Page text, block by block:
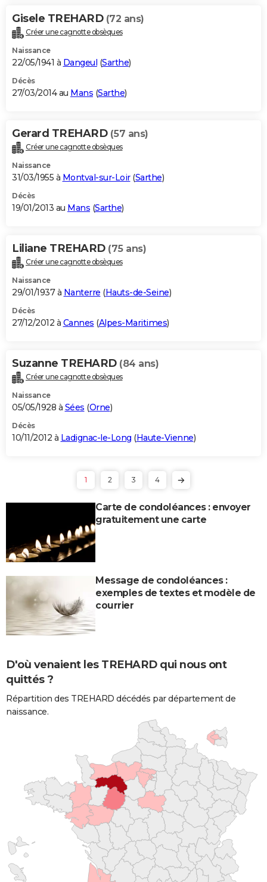
Gisele TREHARD (72 ans)
Créer une cagnotte obsèques
Naissance
22/05/1941 à Dangeul (Sarthe)
Décès
27/03/2014 au Mans (Sarthe)
Gerard TREHARD (57 ans)
Créer une cagnotte obsèques
Naissance
31/03/1955 à Montval-sur-Loir(Sarthe)
Décès
19/01/2013 au Mans (Sarthe)
Liliane TREHARD (75 ans)
Créer une cagnotte obsèques
Naissance
29/01/1937 à Nanterre (Hauts-de-Seine)
Décès
27/12/2012 à Cannes (Alpes-Maritimes)
Suzanne TREHARD (84 ans)
Créer une cagnotte obsèques
Naissance
05/05/1928 à Sées (Orne)
Décès
10/11/2012 à Ladignac-le-Long (Haute-Vienne)
1 2 3 4
Carte de condoléances : envoyer
gratuitement une carte
Message de condoléances :
exemples de textes et modèle de
courrier
D'où venaient les TREHARD qui nous ont
quittés ?
Répartition des TREHARD décédés par département de
naissance.